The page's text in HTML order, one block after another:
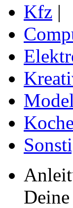
Kfz |